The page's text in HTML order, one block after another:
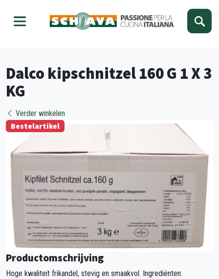
Dalco kipschnitzel 160 G 1 X 3
KG
Verder winkelen
Bestelartikel
Productomschrijving
Hoge kwaliteit frikandel, stevig en smaakvol. Ingrediënten: